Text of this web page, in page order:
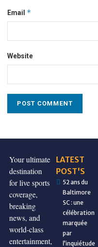
Email *
Website
Your ultimate
destination
for live sports
coverage,
breaking
news, and
world-class
entertainment,
LATEST
POST'S
52 ans du
Baltimore
SC : une
célébration
marquée
par
l’inquiétude